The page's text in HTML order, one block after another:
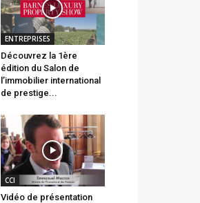
ENTREPRISES
Découvrez la 1ère
édition du Salon de
l’immobilier international
de prestige...
CCI
Vidéo de présentation